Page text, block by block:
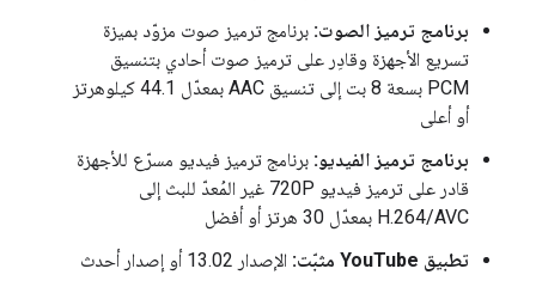
برنامج ترميز الصوت: برنامج ترميز صوت مزوّد بميزة
تسريع الأجهزة وقادِر على ترميز صوت أحادي بتنسيق
PCM بسعة 8 بت إلى تنسيق AAC بمعدّل 44.1 كيلوهرتز
أو أعلى
برنامج ترميز الفيديو: برنامج ترميز فيديو مسرّع للأجهزة
قادر على ترميز فيديو 720P غير المُعدّ للبث إلى
H.264/AVC بمعدّل 30 هرتز أو أفضل
تطبيق YouTube مثبّت:
الإصدار 13.02 أو إصدار أحدث